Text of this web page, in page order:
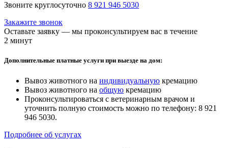
Звоните круглосуточно 8 921 946 5030
Закажите звонок
Оставьте заявку — мы проконсультируем вас в течение
2 минут
Дополнительные платные услуги при выезде на дом:
Вывоз животного на индивидуальную кремацию
Вывоз животного на общую кремацию
Проконсультироваться с ветеринарным врачом и
уточнить полную стоимость можно по телефону: 8 921
946 5030.
Подробнее об услугах